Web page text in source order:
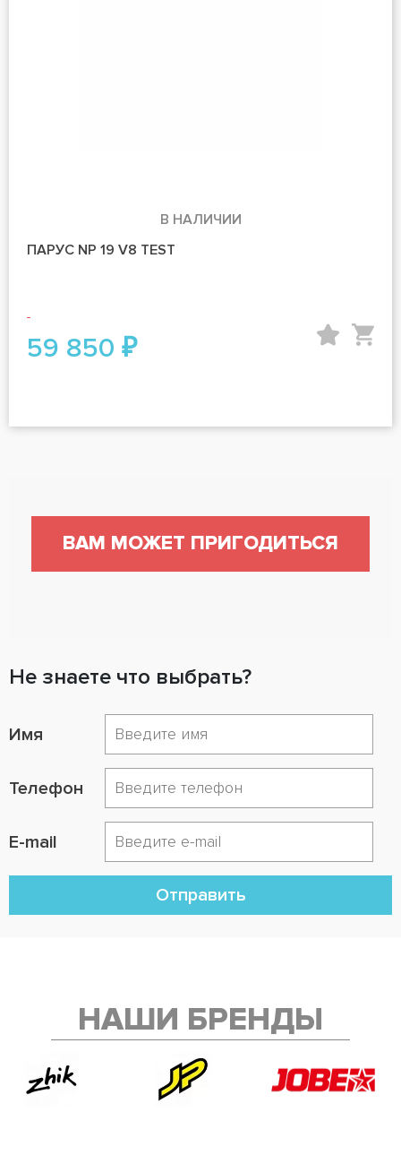
В НАЛИЧИИ
ПАРУС NP 19 V8 TEST
59 850 ₽
ВАМ МОЖЕТ ПРИГОДИТЬСЯ
Не знаете что выбрать?
Имя
Телефон
E-mail
Отправить
НАШИ БРЕНДЫ